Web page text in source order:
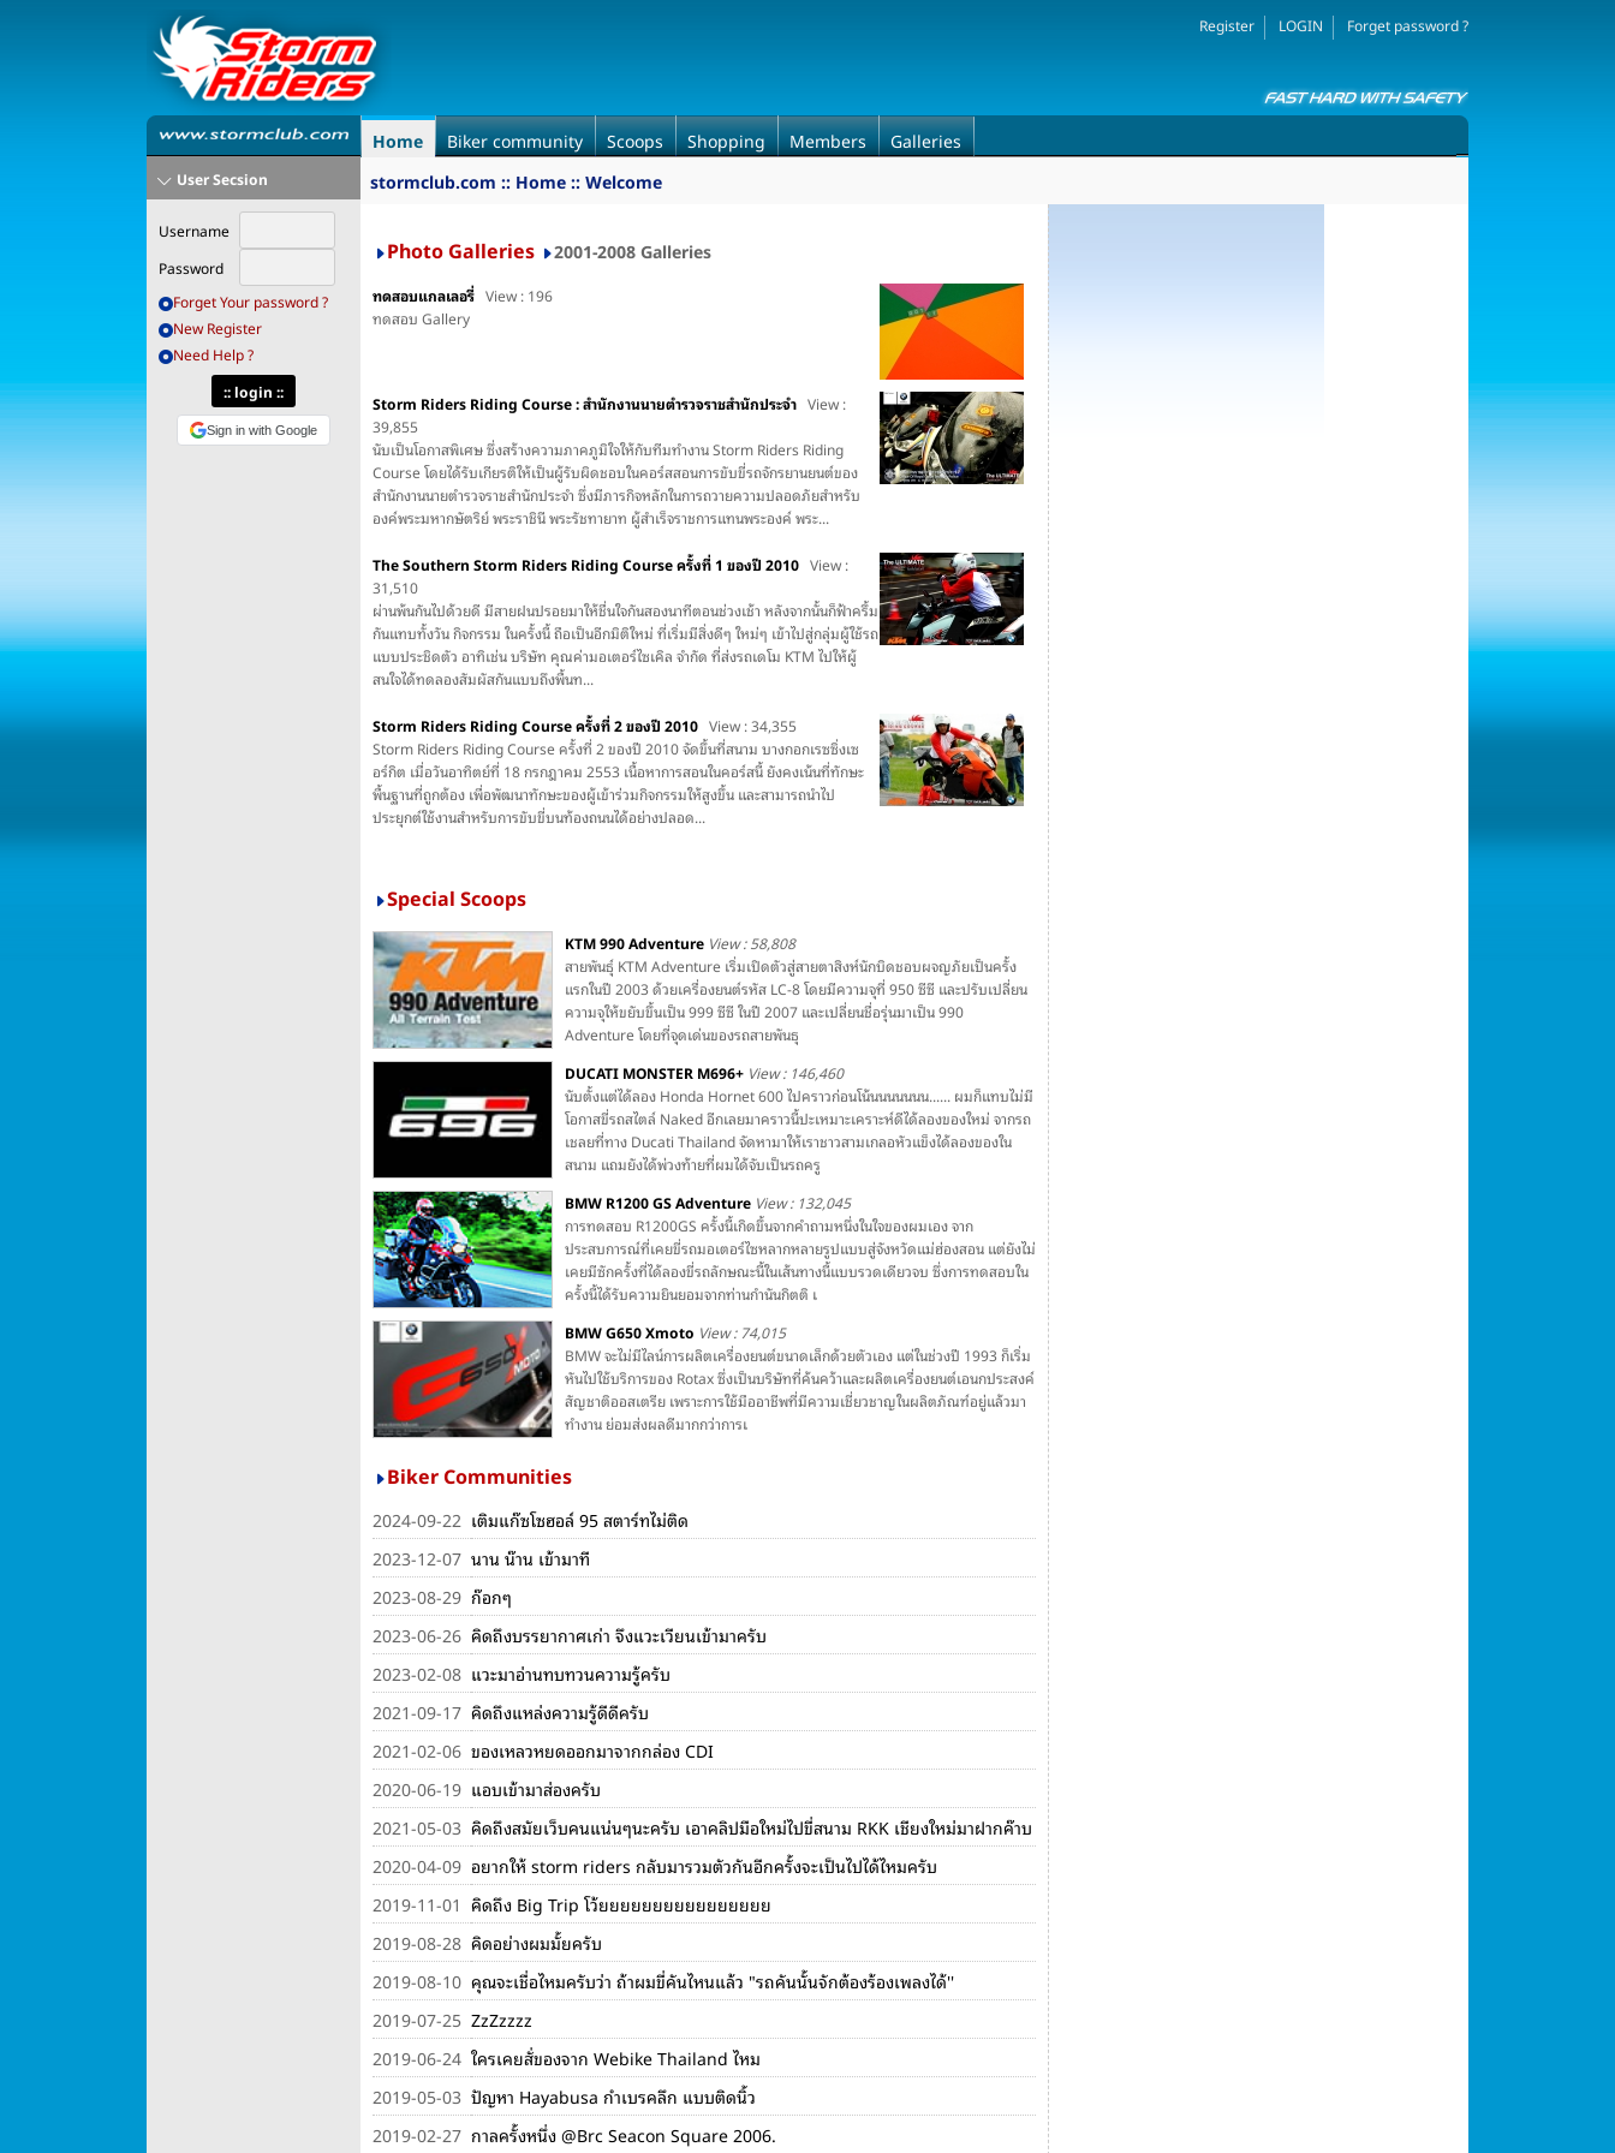
Register LOGIN Forget password ?
Home Biker community Scoops Shopping Members Galleries
User Secsion
Username
Password
Forget Your password ?
New Register
Need Help ?
Sign in with Google
stormclub.com :: Home :: Welcome
Photo Galleries 2001-2008 Galleries
ทดสอบแกลเลอรี่ View : 196
ทดสอบ Gallery
Storm Riders Riding Course : สำนักงานนายตำรวจราชสำนักประจำ View :
39,855
นับเป็นโอกาสพิเศษ ซึ่งสร้างความภาคภูมิใจให้กับทีมทำงาน Storm Riders Riding
Course โดยได้รับเกียรติให้เป็นผู้รับผิดชอบในคอร์สสอนการขับขี่รถจักรยานยนต์ของ
สำนักงานนายตำรวจราชสำนักประจำ ซึ่งมีภารกิจหลักในการถวายความปลอดภัยสำหรับ
องค์พระมหากษัตริย์ พระราชินี พระรัชทายาท ผู้สำเร็จราชการแทนพระองค์ พระ...
The Southern Storm Riders Riding Course ครั้งที่ 1 ของปี 2010 View :
31,510
ผ่านพ้นกันไปด้วยดี มีสายฝนปรอยมาให้ชื่นใจกันสองนาทีตอนช่วงเช้า หลังจากนั้นก็ฟ้าครึ้ม
กันแทบทั้งวัน กิจกรรม ในครั้งนี้ ถือเป็นอีกมิติใหม่ ที่เริ่มมีสิ่งดีๆ ใหม่ๆ เข้าไปสู่กลุ่มผู้ใช้รถ
แบบประชิดตัว อาทิเช่น บริษัท คุณค่ามอเตอร์ไซเคิล จำกัด ที่ส่งรถเดโม KTM ไปให้ผู้
สนใจได้ทดลองสัมผัสกันแบบถึงพื้นท...
Storm Riders Riding Course ครั้งที่ 2 ของปี 2010 View : 34,355
Storm Riders Riding Course ครั้งที่ 2 ของปี 2010 จัดขึ้นที่สนาม บางกอกเรซซิ่งเซ
อร์กิต เมื่อวันอาทิตย์ที่ 18 กรกฎาคม 2553 เนื้อหาการสอนในคอร์สนี้ ยังคงเน้นที่ทักษะ
พื้นฐานที่ถูกต้อง เพื่อพัฒนาทักษะของผู้เข้าร่วมกิจกรรมให้สูงขึ้น และสามารถนำไป
ประยุกต์ใช้งานสำหรับการขับขี่บนท้องถนนได้อย่างปลอด...
Special Scoops
KTM 990 Adventure View : 58,808
สายพันธุ์ KTM Adventure เริ่มเปิดตัวสู่สายตาสิงห์นักบิดชอบผจญภัยเป็นครั้ง
แรกในปี 2003 ด้วยเครื่องยนต์รหัส LC-8 โดยมีความจุที่ 950 ซีซี และปรับเปลี่ยน
ความจุให้ขยับขึ้นเป็น 999 ซีซี ในปี 2007 และเปลี่ยนชื่อรุ่นมาเป็น 990
Adventure โดยที่จุดเด่นของรถสายพันธุ
DUCATI MONSTER M696+ View : 146,460
นับตั้งแต่ได้ลอง Honda Hornet 600 ไปคราวก่อนโน้นนนนนนน...... ผมก็แทบไม่มี
โอกาสขี่รถสไตล์ Naked อีกเลยมาคราวนี้ปะเหมาะเคราะห์ดีได้ลองของใหม่ จากรถ
เชลยที่ทาง Ducati Thailand จัดหามาให้เราชาวสามเกลอหัวแข็งได้ลองของใน
สนาม แถมยังได้พ่วงท้ายที่ผมได้จับเป็นรถครู
BMW R1200 GS Adventure View : 132,045
การทดสอบ R1200GS ครั้งนี้เกิดขึ้นจากคำถามหนึ่งในใจของผมเอง จาก
ประสบการณ์ที่เคยขี่รถมอเตอร์ไซหลากหลายรูปแบบสู่จังหวัดแม่ฮ่องสอน แต่ยังไม่
เคยมีซักครั้งที่ได้ลองขี่รถลักษณะนี้ในเส้นทางนี้แบบรวดเดียวจบ ซึ่งการทดสอบใน
ครั้งนี้ได้รับความยินยอมจากท่านกำนันกิตติ เ
BMW G650 Xmoto View : 74,015
BMW จะไม่มีไลน์การผลิตเครื่องยนต์ขนาดเล็กด้วยตัวเอง แต่ในช่วงปี 1993 ก็เริ่ม
หันไปใช้บริการของ Rotax ซึ่งเป็นบริษัทที่ค้นคว้าและผลิตเครื่องยนต์เอนกประสงค์
สัญชาติออสเตรีย เพราะการใช้มืออาชีพที่มีความเชี่ยวชาญในผลิตภัณฑ์อยู่แล้วมา
ทำงาน ย่อมส่งผลดีมากกว่าการเ
Biker Communities
2024-09-22 เติมแก๊ซโซฮอล์ 95 สตาร์ทไม่ติด
2023-12-07 นาน น๊าน เข้ามาที
2023-08-29 ก๊อกๆ
2023-06-26 คิดถึงบรรยากาศเก่า จึงแวะเวียนเข้ามาครับ
2023-02-08 แวะมาอ่านทบทวนความรู้ครับ
2021-09-17 คิดถึงแหล่งความรู้ดีดีครับ
2021-02-06 ของเหลวหยดออกมาจากกล่อง CDI
2020-06-19 แอบเข้ามาส่องครับ
2021-05-03 คิดถึงสมัยเว็บคนแน่นๆนะครับ เอาคลิปมือใหม่ไปขี่สนาม RKK เชียงใหม่มาฝากค๊าบ
2020-04-09 อยากให้ storm riders กลับมารวมตัวกันอีกครั้งจะเป็นไปได้ไหมครับ
2019-11-01 คิดถึง Big Trip โว้ยยยยยยยยยยยยยยยย
2019-08-28 คิดอย่างผมมั้ยครับ
2019-08-10 คุณจะเชื่อไหมครับว่า ถ้าผมขี่คันไหนแล้ว "รถคันนั้นจักต้องร้องเพลงได้''
2019-07-25 ZzZzzzz
2019-06-24 ใครเคยสั่ของจาก Webike Thailand ไหม
2019-05-03 ปัญหา Hayabusa กำเบรคลึก แบบติดนิ้ว
2019-02-27 กาลครั้งหนึ่ง @Brc Seacon Square 2006.